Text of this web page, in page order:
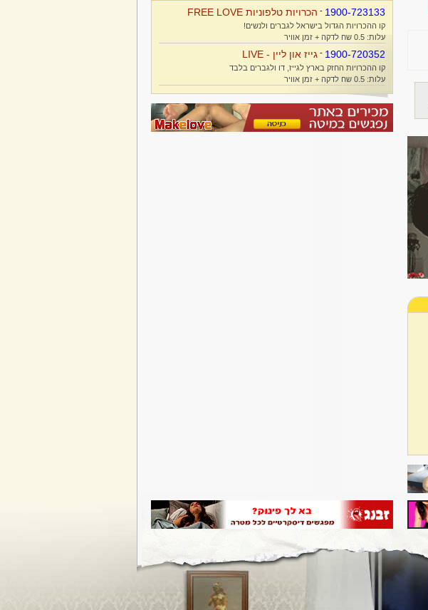
1900-723133
- הכרויות טלפוניות FREE LOVE
קו ההכרויות הגדול בישראל לגברים ולנשים!
עלות: 0.5 שח לדקה + זמן אוויר
1900-720352
- גייז און ליין - LIVE
קו ההכרויות החזק בארץ לגייז, דו ולגברים בלבד
עלות: 0.5 שח לדקה + זמן אוויר